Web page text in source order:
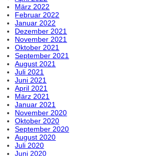
März 2022
Februar 2022
Januar 2022
Dezember 2021
November 2021
Oktober 2021
September 2021
August 2021
Juli 2021
Juni 2021
April 2021
März 2021
Januar 2021
November 2020
Oktober 2020
September 2020
August 2020
Juli 2020
Juni 2020